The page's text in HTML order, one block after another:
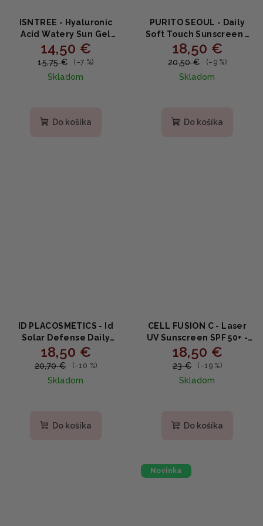
ISNTREE - Hyaluronic
Acid Watery Sun Gel
SPF50+ PA++++ - Opaľovací
gél s kyselinou
hyalurónovou 50ml
14,50 €
15,75 € (–7 %)
Skladom
produktu
Do košíka
PURITO SEOUL - Daily
Soft Touch Sunscreen -
Ľahký zmatňujúci
opaľovací krém s
centellou a 5 ceramidmi
60ml
18,50 €
20,50 € (–9 %)
Skladom
Do košíka
ID PLACOSMETICS - Id
Solar Defense Daily
Clear 365 Sun Emulsion -
Denná SPF emulzia s
niacínamidom a
ceramidmi 50 ml
18,50 €
20,70 € (–10 %)
Skladom
Do košíka
CELL FUSION C - Laser
UV Sunscreen SPF 50+ -
Ochranný opaľovací krém
s kolagénom a
koenzýmom Q10 50ml
18,50 €
23 € (–19 %)
Skladom
Do košíka
Novinka